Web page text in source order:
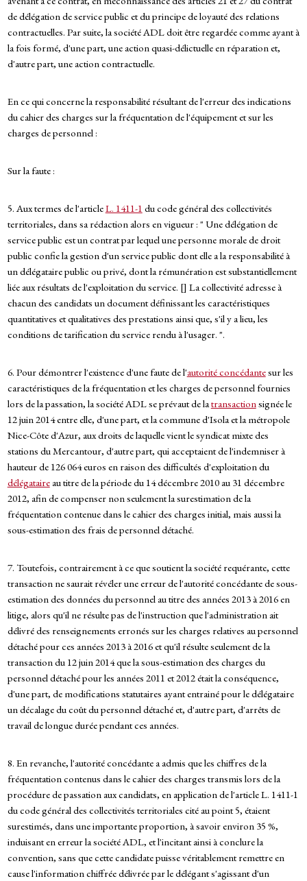
de délégation de service public et du principe de loyauté des relations
contractuelles. Par suite, la société ADL doit être regardée comme ayant à
la fois formé, d'une part, une action quasi-délictuelle en réparation et,
d'autre part, une action contractuelle.
En ce qui concerne la responsabilité résultant de l'erreur des indications
du cahier des charges sur la fréquentation de l'équipement et sur les
charges de personnel :
Sur la faute :
5. Aux termes de l'articleL. 1411-1 du code général des collectivités
territoriales, dans sa rédaction alors en vigueur : " Une délégation de
service public est un contrat par lequel une personne morale de droit
public confie la gestion d'un service public dont elle a la responsabilité à
un délégataire public ou privé, dont la rémunération est substantiellement
liée aux résultats de l'exploitation du service. [] La collectivité adresse à
chacun des candidats un document définissant les caractéristiques
quantitatives et qualitatives des prestations ainsi que, s'il y a lieu, les
conditions de tarification du service rendu à l'usager. ".
6. Pour démontrer l'existence d'une faute de l'autorité concédantesur les
caractéristiques de la fréquentation et les charges de personnel fournies
lors de la passation, la société ADL se prévaut de latransactionsignée le
12 juin 2014 entre elle, d'une part, et la commune d'Isola et la métropole
Nice-Côte d'Azur, aux droits de laquelle vient le syndicat mixte des
stations du Mercantour, d'autre part, qui acceptaient de l'indemniser à
hauteur de 126 064 euros en raison des difficultés d'exploitation du
délégataireau titre de la période du 14 décembre 2010 au 31 décembre
2012, afin de compenser non seulement la surestimation de la
fréquentation contenue dans le cahier des charges initial, mais aussi la
sous-estimation des frais de personnel détaché.
7. Toutefois, contrairement à ce que soutient la société requérante, cette
transaction ne saurait révéler une erreur de l'autorité concédante de sous-
estimation des données du personnel au titre des années 2013 à 2016 en
litige, alors qu'il ne résulte pas de l'instruction que l'administration ait
délivré des renseignements erronés sur les charges relatives au personnel
détaché pour ces années 2013 à 2016 et qu'il résulte seulement de la
transaction du 12 juin 2014 que la sous-estimation des charges du
personnel détaché pour les années 2011 et 2012 était la conséquence,
d'une part, de modifications statutaires ayant entrainé pour le délégataire
un décalage du coût du personnel détaché et, d'autre part, d'arrêts de
travail de longue durée pendant ces années.
8. En revanche, l'autorité concédante a admis que les chiffres de la
fréquentation contenus dans le cahier des charges transmis lors de la
procédure de passation aux candidats, en application de l'article L. 1411-1
du code général des collectivités territoriales cité au point 5, étaient
surestimés, dans une importante proportion, à savoir environ 35 %,
induisant en erreur la société ADL, et l'incitant ainsi à conclure la
convention, sans que cette candidate puisse véritablement remettre en
cause l'information chiffrée délivrée par le délégant s'agissant d'un